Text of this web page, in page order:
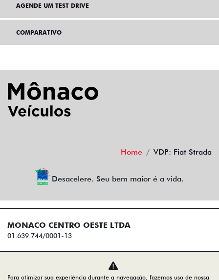
AGENDE UM TEST DRIVE
COMPARATIVO
Home VDP: Fiat Strada
Desacelere. Seu bem maior é a vida.
MONACO CENTRO OESTE LTDA
01.639.744/0001-13
Desenvolvido pela DEALERSPACE ® Direitos Reservados.
Para otimizar sua experiência durante a navegação, fazemos uso de nossa